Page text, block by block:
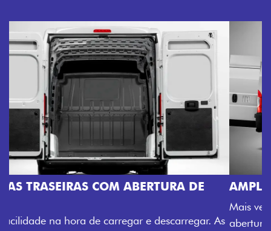
AMPLA ABERTURA DA PORTA LATERAL
Mais versatilidade para o seu carregamento. A ampla
abertura da porta lateral do Novo Ducato facilita o